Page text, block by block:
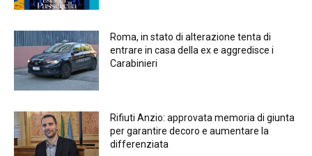
Roma, in stato di alterazione tenta di
entrare in casa della ex e aggredisce i
Carabinieri
Rifiuti Anzio: approvata memoria di giunta
per garantire decoro e aumentare la
differenziata